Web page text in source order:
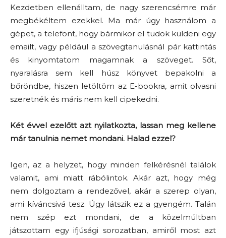
Kezdetben ellenálltam, de nagy szerencsémre már
megbékéltem ezekkel. Ma már úgy használom a
gépet, a telefont, hogy bármikor el tudok küldeni egy
emailt, vagy például a szövegtanulásnál pár kattintás
és kinyomtatom magamnak a szöveget. Sőt,
nyaralásra sem kell húsz könyvet bepakolni a
bőröndbe, hiszen letöltöm az E-bookra, amit olvasni
szeretnék és máris nem kell cipekedni.
Két évvel ezelőtt azt nyilatkozta, lassan meg kellene
már tanulnia nemet mondani. Halad ezzel?
Igen, az a helyzet, hogy minden felkérésnél találok
valamit, ami miatt rábólintok. Akár azt, hogy még
nem dolgoztam a rendezővel, akár a szerep olyan,
ami kíváncsivá tesz. Úgy látszik ez a gyengém. Talán
nem szép ezt mondani, de a közelmúltban
játszottam egy ifjúsági sorozatban, amiről most azt